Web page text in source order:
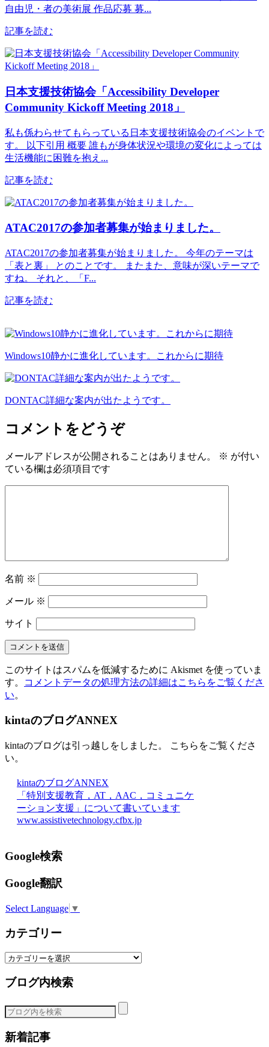
自由児・者の美術展 作品応募 募...
記事を読む
日本支援技術協会「Accessibility Developer
Community Kickoff Meeting 2018」
私も係わらせてもらっている日本支援技術協会のイベントで
す。 以下引用 概要 誰もが身体状況や環境の変化によっては
生活機能に困難を抱え...
記事を読む
ATAC2017の参加者募集が始まりました。
ATAC2017の参加者募集が始まりました。 今年のテーマは
「表と裏」 とのことです。 またまた、意味が深いテーマで
すね。 それと、「F...
記事を読む
Windows10静かに進化しています。これからに期待
DONTAC詳細な案内が出たようです。
コメントをどうぞ
メールアドレスが公開されることはありません。 ※ が付い
ている欄は必須項目です
名前 ※
メール ※
サイト
このサイトはスパムを低減するために Akismet を使っていま
す。
コメントデータの処理方法の詳細はこちらをご覧くださ
い。
kintaのブログANNEX
kintaのブログは引っ越しをしました。 こちらをご覧くださ
い。
kintaのブログANNEX
「特別支援教育，AT，AAC，コミュニケ
ーション支援」について書いています
www.assistivetechnology.cfbx.jp
Google検索
Google翻訳
Select Language ▼
カテゴリー
カ
ゴ
ー
ブログ内検索
新着記事